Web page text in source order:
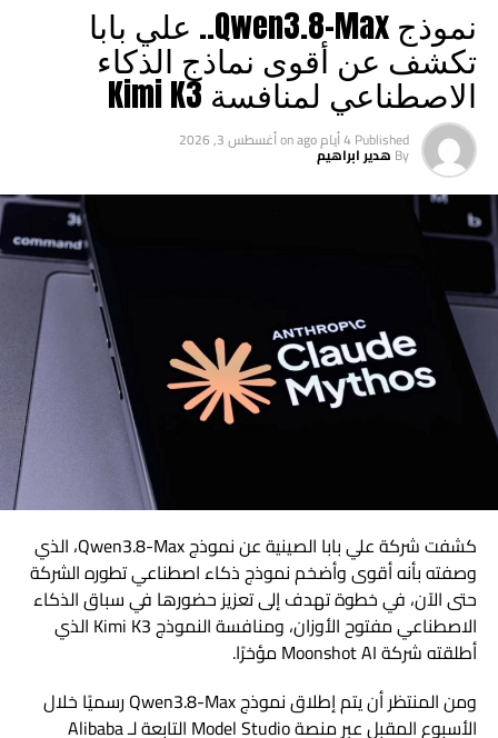
نموذج Qwen3.8-Max.. علي بابا
تكشف عن أقوى نماذج الذكاء
الاصطناعي لمنافسة Kimi K3
Published 4 أيام ago onأغسطس 3, 2026
By هدير ابراهيم
كشفت شركة علي بابا الصينية عن نموذج Qwen3.8-Max، الذي
وصفته بأنه أقوى وأضخم نموذج ذكاء اصطناعي تطوره الشركة
حتى الآن، في خطوة تهدف إلى تعزيز حضورها في سباق الذكاء
الاصطناعي مفتوح الأوزان، ومنافسة النموذج Kimi K3 الذي
أطلقته شركة Moonshot AI مؤخرًا.
ومن المنتظر أن يتم إطلاق نموذج Qwen3.8-Max رسميًا خلال
الأسبوع المقبل عبر منصة Model Studio التابعة لـ Alibaba